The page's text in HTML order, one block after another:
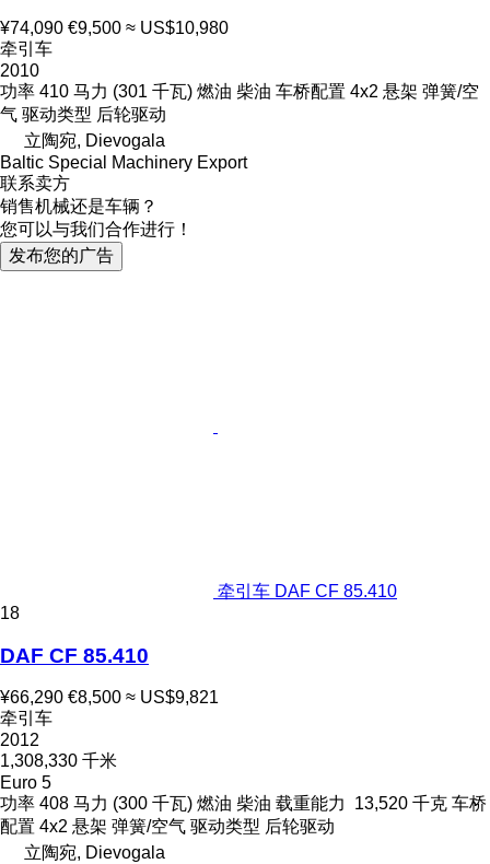
¥74,090 €9,500 ≈ US$10,980
牵引车
2010
功率 410 马力 (301 千瓦) 燃油 柴油 车桥配置 4x2 悬架 弹簧/空
气 驱动类型 后轮驱动
立陶宛, Dievogala
Baltic Special Machinery Export
联系卖方
销售机械还是车辆？
您可以与我们合作进行！
发布您的广告
牵引车 DAF CF 85.410
18
DAF CF 85.410
¥66,290 €8,500 ≈ US$9,821
牵引车
2012
1,308,330 千米
Euro 5
功率 408 马力 (300 千瓦) 燃油 柴油 载重能力 13,520 千克 车桥
配置 4x2 悬架 弹簧/空气 驱动类型 后轮驱动
立陶宛, Dievogala